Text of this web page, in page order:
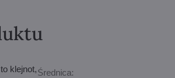
klejnot,Średnica: